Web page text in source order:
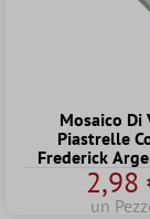
Mosaico Di
Piastrelle
Frederick
2,98
un